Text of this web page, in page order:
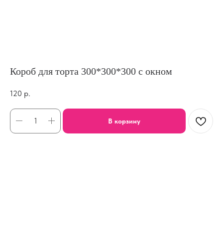
Короб для торта 300*300*300 с окном
120 р.
В корзину